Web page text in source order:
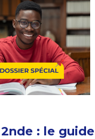
: le guide